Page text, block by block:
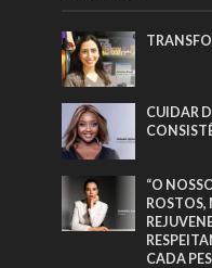
CUIDAR
“O
ROSTOS,
CADA